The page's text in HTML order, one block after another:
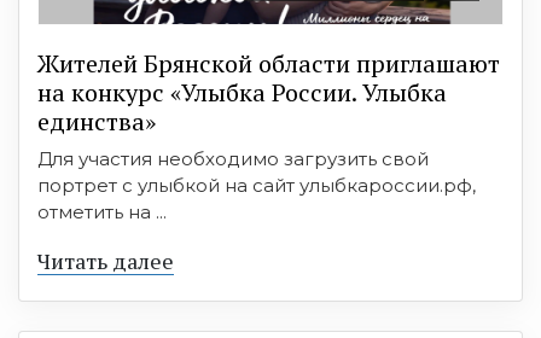
Жителей Брянской области приглашают
на конкурс «Улыбка России. Улыбка
единства»
Для участия необходимо загрузить свой
портрет с улыбкой на сайт улыбкароссии.рф,
отметить на ...
Читать далее